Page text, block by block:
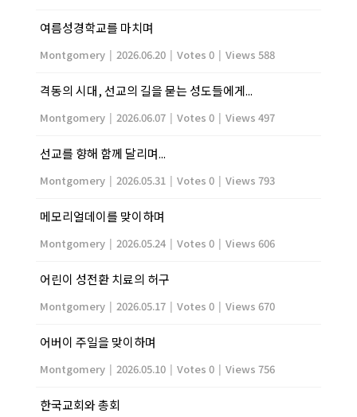
여름성경학교를 마치며
Montgomery | 2026.06.20 | Votes 0 | Views 588
격동의 시대, 선교의 길을 묻는 성도들에게...
Montgomery | 2026.06.07 | Votes 0 | Views 497
선교를 향해 함께 달리며...
Montgomery | 2026.05.31 | Votes 0 | Views 793
메모리얼데이를 맞이하며
Montgomery | 2026.05.24 | Votes 0 | Views 606
어린이 성전환 치료의 허구
Montgomery | 2026.05.17 | Votes 0 | Views 670
어버이 주일을 맞이하며
Montgomery | 2026.05.10 | Votes 0 | Views 756
한국교회와 총회